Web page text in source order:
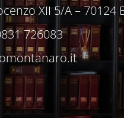
XII 5/A – 70124
726083